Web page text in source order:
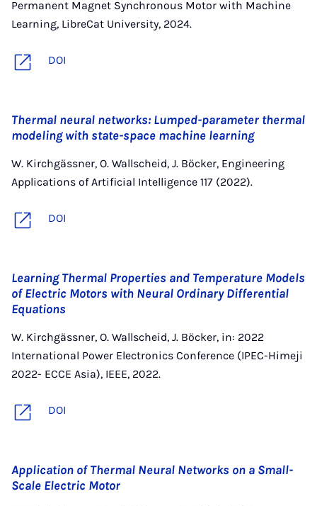
Permanent Magnet Synchronous Motor with Machine
Learning, LibreCat University, 2024.
DOI
Thermal neural networks: Lumped-parameter thermal
modeling with state-space machine learning
W. Kirchgässner, O. Wallscheid, J. Böcker, Engineering
Applications of Artificial Intelligence 117 (2022).
DOI
Learning Thermal Properties and Temperature Models
of Electric Motors with Neural Ordinary Differential
Equations
W. Kirchgässner, O. Wallscheid, J. Böcker, in: 2022
International Power Electronics Conference (IPEC-Himeji
2022- ECCE Asia), IEEE, 2022.
DOI
Application of Thermal Neural Networks on a Small-
Scale Electric Motor